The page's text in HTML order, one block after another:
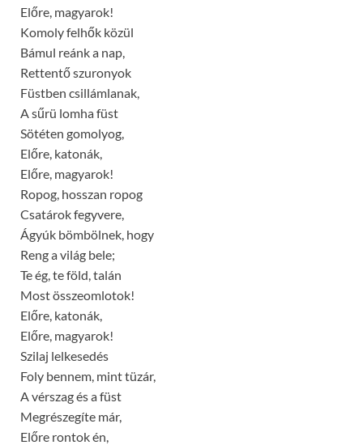
Előre, magyarok!
Komoly felhők közül
Bámul reánk a nap,
Rettentő szuronyok
Füstben csillámlanak,
A sűrü lomha füst
Sötéten gomolyog,
Előre, katonák,
Előre, magyarok!
Ropog, hosszan ropog
Csatárok fegyvere,
Ágyúk bömbölnek, hogy
Reng a világ bele;
Te ég, te föld, talán
Most összeomlotok!
Előre, katonák,
Előre, magyarok!
Szilaj lelkesedés
Foly bennem, mint tüzár,
A vérszag és a füst
Megrészegíte már,
Előre rontok én,